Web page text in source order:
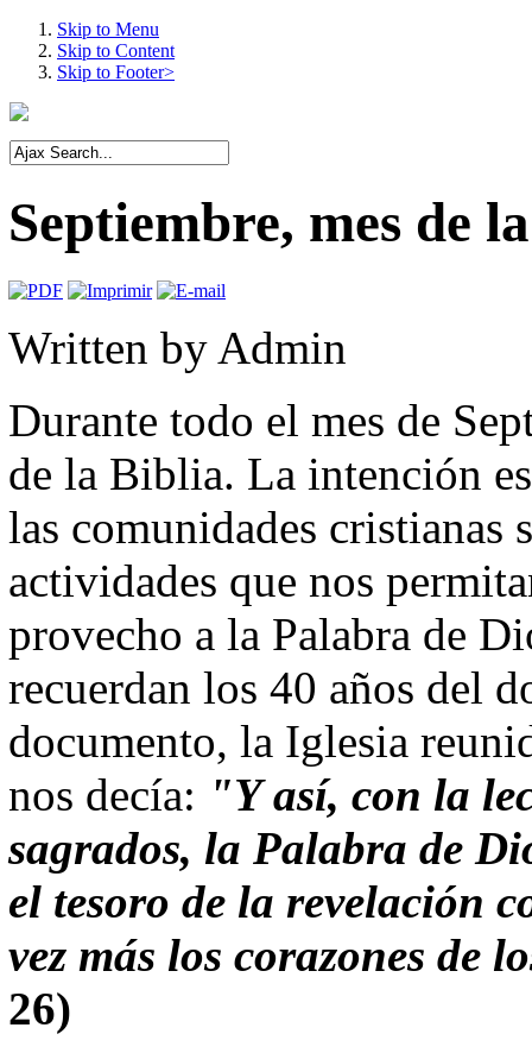
Skip to Menu
Skip to Content
Skip to Footer>
Septiembre, mes de
Written by Admin
Durante todo el mes de
de la Biblia. La intención
las comunidades cristianas
actividades que nos
provecho a la Palabra de
recuerdan los 40 años del
documento, la Iglesia
nos decía: "Y así, con la
sagrados, la Palabra de
el tesoro de la revelación
vez más los corazones de
26)